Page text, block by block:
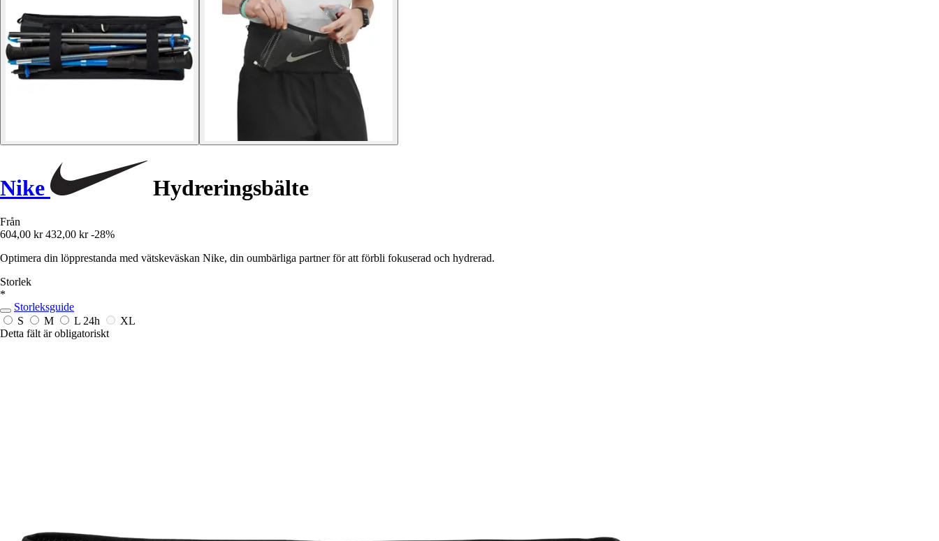
Nike Hydreringsbälte
Från
604,00 kr 432,00 kr -28%
Optimera din löpprestanda med vätskeväskan Nike, din oumbärliga partner för att förbli fokuserad och hydrerad.
Storlek
*
Storleksguide
S
M L 24h
XL
Detta fält är obligatoriskt